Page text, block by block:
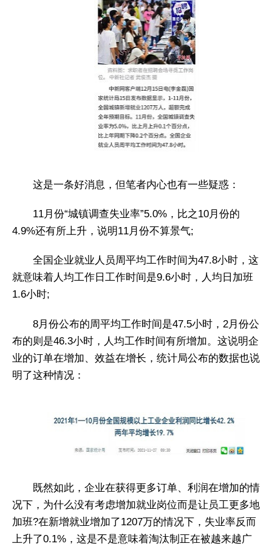
这是一条好消息，但笔者内心也有一些疑惑：
11月份“城镇调查失业率”5.0%，比之10月份的
4.9%还有所上升，说明11月份不算景气;
全国企业就业人员周平均工作时间为47.8小时，这
就意味着人均工作日工作时间是9.6小时，人均日加班
1.6小时;
8月份公布的周平均工作时间是47.5小时，2月份公
布的则是46.3小时，人均工作时间有所增加。这说明企
业的订单在增加、效益在增长，统计局公布的数据也说
明了这种情况：
既然如此，企业在获得更多订单、利润在增加的情
况下，为什么没有考虑增加就业岗位而是让员工更多地
加班?在新增就业增加了1207万的情况下，失业率反而
上升了0.1%，这是不是意味着淘汰制正在被越来越广